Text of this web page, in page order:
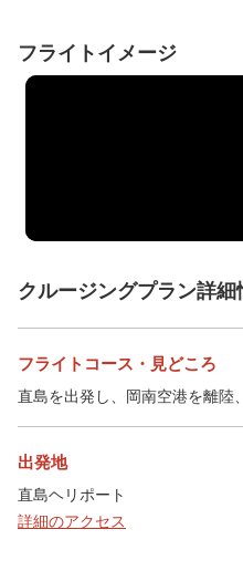
フライトイメージ
クルージングプラン詳細
フライトコース・見どころ
直島を出発し、岡南空港を離陸
出発地
直島ヘリポート
詳細のアクセス